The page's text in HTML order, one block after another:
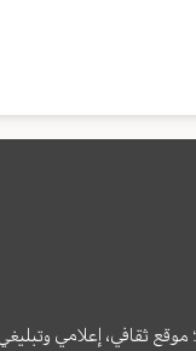
موقع ثقافي، إعلامي